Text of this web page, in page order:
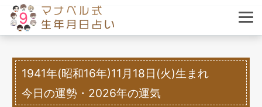
1941年(昭和16年)11月18日(火)生まれ
今日の運勢・2026年の運気